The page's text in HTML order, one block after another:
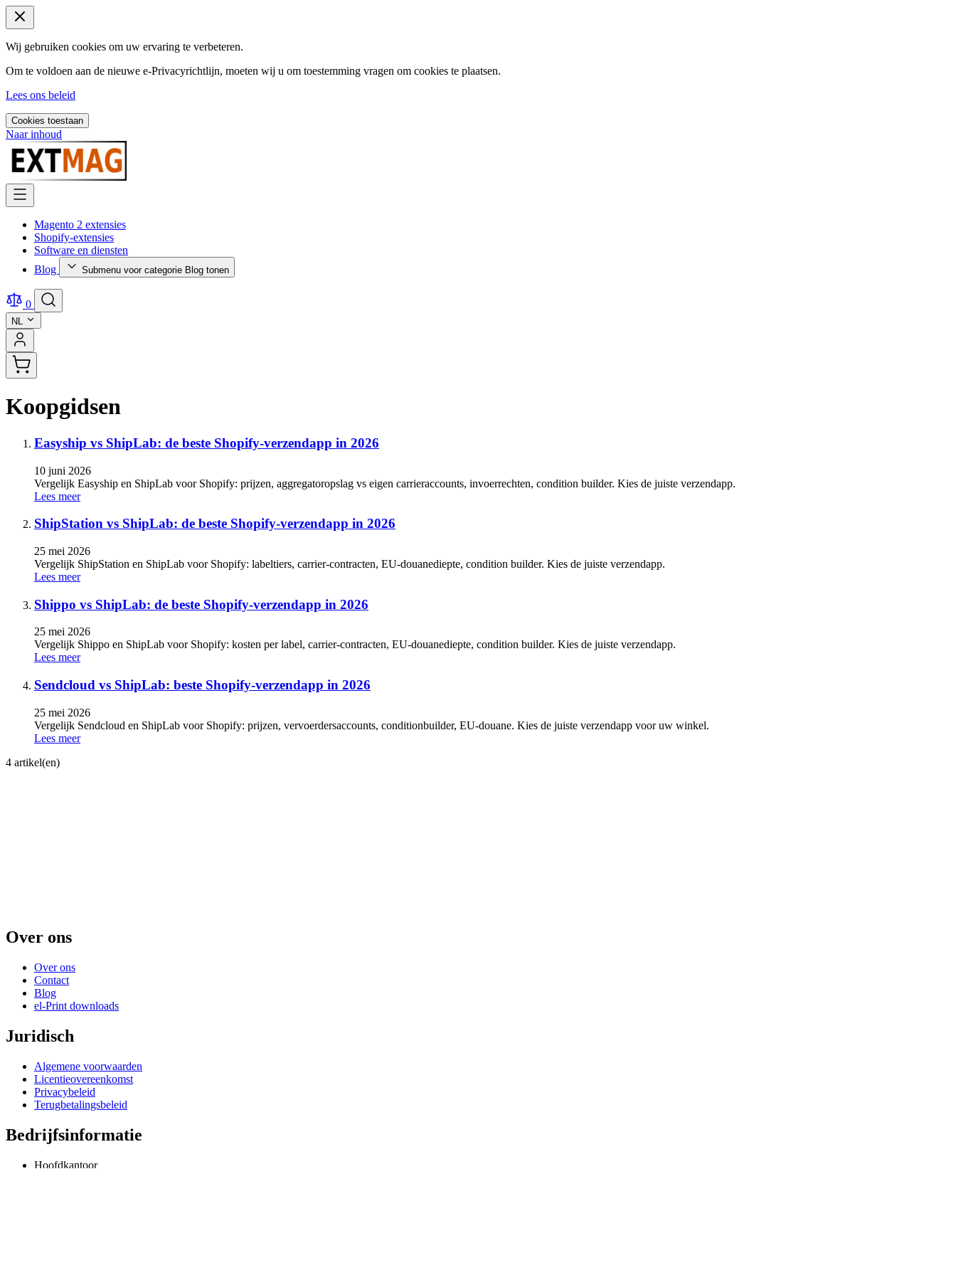
Wij gebruiken cookies om uw ervaring te verbeteren.
Om te voldoen aan de nieuwe e-Privacyrichtlijn, moeten wij u om toestemming vragen om cookies te plaatsen.
Lees ons beleid
Cookies toestaan
Naar inhoud
Magento 2 extensies
Shopify-extensies
Software en diensten
Blog
Submenu voor categorie Blog tonen
0
NL
Koopgidsen
Easyship vs ShipLab: de beste Shopify-verzendapp in 2026
10 juni 2026
Vergelijk Easyship en ShipLab voor Shopify: prijzen, aggregatoropslag vs eigen carrieraccounts, invoerrechten, condition builder. Kies de juiste verzendapp.
Lees meer
ShipStation vs ShipLab: de beste Shopify-verzendapp in 2026
25 mei 2026
Vergelijk ShipStation en ShipLab voor Shopify: labeltiers, carrier-contracten, EU-douanediepte, condition builder. Kies de juiste verzendapp.
Lees meer
Shippo vs ShipLab: de beste Shopify-verzendapp in 2026
25 mei 2026
Vergelijk Shippo en ShipLab voor Shopify: kosten per label, carrier-contracten, EU-douanediepte, condition builder. Kies de juiste verzendapp.
Lees meer
Sendcloud vs ShipLab: beste Shopify-verzendapp in 2026
25 mei 2026
Vergelijk Sendcloud en ShipLab voor Shopify: prijzen, vervoerdersaccounts, conditionbuilder, EU-douane. Kies de juiste verzendapp voor uw winkel.
Lees meer
4 artikel(en)
Over ons
Over ons
Contact
Blog
el-Print downloads
Juridisch
Algemene voorwaarden
Licentieovereenkomst
Privacybeleid
Terugbetalingsbeleid
Bedrijfsinformatie
Hoofdkantoor